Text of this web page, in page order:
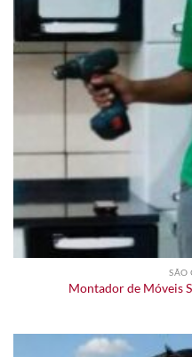
SÃO
Montador de Móveis